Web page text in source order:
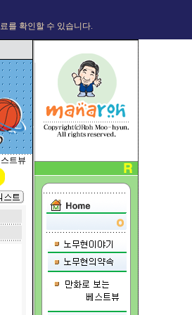
를 확인할 수 있습니다.
트뷰